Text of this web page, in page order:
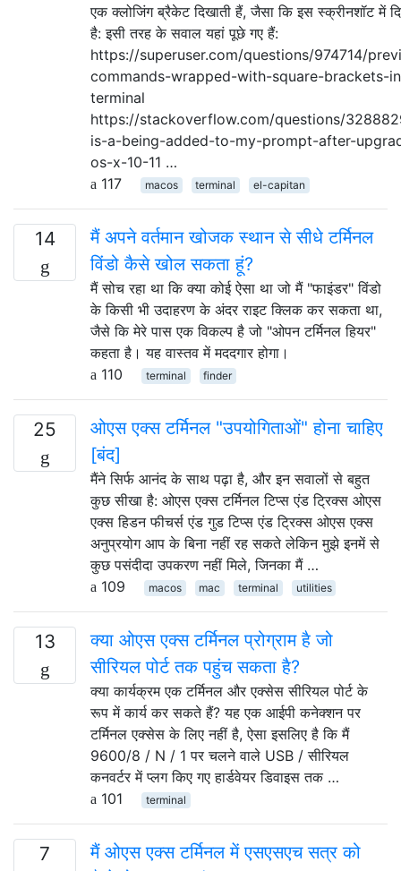
एक क्लोजिंग ब्रैकेट दिखाती हैं, जैसा कि इस स्क्रीनशॉट में
है: इसी तरह के सवाल यहां पूछे गए हैं:
https://superuser.com/questions/974714/
commands-wrapped-with-square-brackets-
terminal
https://stackoverflow.com/questions/
is-a-being-added-to-my-prompt-after-
os-x-10-11 …
117
macos terminal el-capitan
14
मैं अपने वर्तमान खोजक स्थान से सीधे टर्मिनल
विंडो कैसे खोल सकता हूं?
मैं सोच रहा था कि क्या कोई ऐसा था जो मैं "फाइंडर" विंडो
के किसी भी उदाहरण के अंदर राइट क्लिक कर सकता था,
जैसे कि मेरे पास एक विकल्प है जो "ओपन टर्मिनल हियर"
कहता है। यह वास्तव में मददगार होगा।
110
terminal finder
25
ओएस एक्स टर्मिनल "उपयोगिताओं" होना चाहिए
[बंद]
मैंने सिर्फ आनंद के साथ पढ़ा है, और इन सवालों से बहुत
कुछ सीखा है: ओएस एक्स टर्मिनल टिप्स एंड ट्रिक्स ओएस
एक्स हिडन फीचर्स एंड गुड टिप्स एंड ट्रिक्स ओएस एक्स
अनुप्रयोग आप के बिना नहीं रह सकते लेकिन मुझे इनमें से
कुछ पसंदीदा उपकरण नहीं मिले, जिनका मैं …
109
macos mac terminal utilities
13
क्या ओएस एक्स टर्मिनल प्रोग्राम है जो
सीरियल पोर्ट तक पहुंच सकता है?
क्या कार्यक्रम एक टर्मिनल और एक्सेस सीरियल पोर्ट के
रूप में कार्य कर सकते हैं? यह एक आईपी कनेक्शन पर
टर्मिनल एक्सेस के लिए नहीं है, ऐसा इसलिए है कि मैं
9600/8 / N / 1 पर चलने वाले USB / सीरियल
कनवर्टर में प्लग किए गए हार्डवेयर डिवाइस तक …
101
terminal
7
मैं ओएस एक्स टर्मिनल में एसएसएच सत्र को